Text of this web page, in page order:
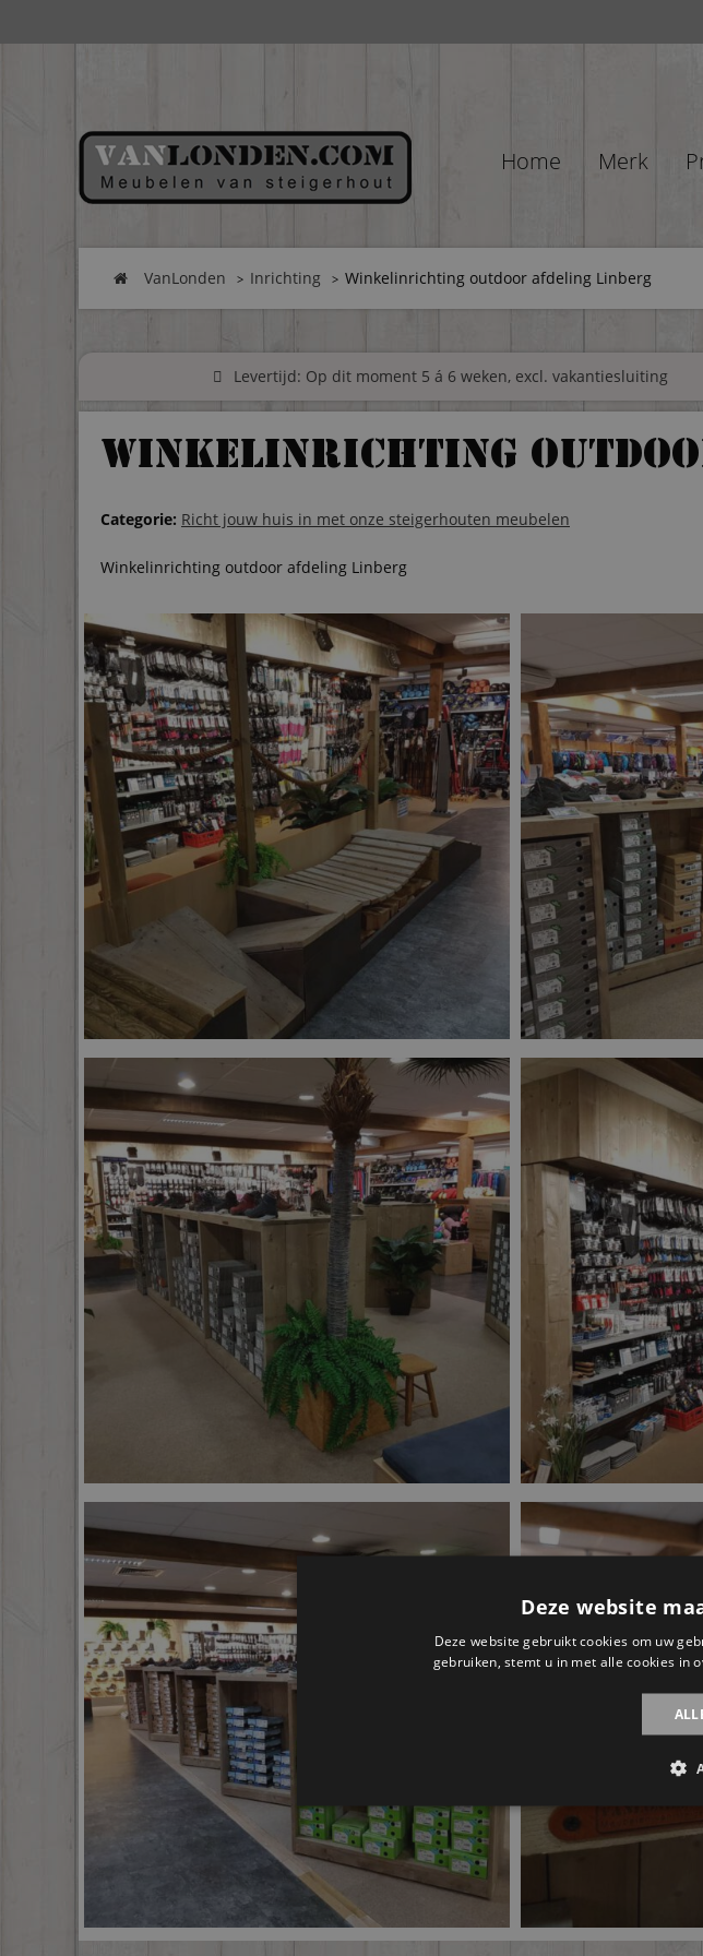
Home Merk
VanLonden Inrichting Winkelinrichting outdoor afdeling Linberg
Levertijd: Op dit moment 5 á 6 weken, excl. vakantiesluiting
Winkelinrichting
Categorie: Richt jouw huis in met onze steigerhouten meubelen
Winkelinrichting outdoor afdeling Linberg
Deze website
Deze website gebruikt cookies om uw
gebruiken, stemt u in met alle cookies in